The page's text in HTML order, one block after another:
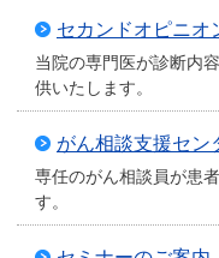
セカンドオピニオ
当院の専門医が診断内
供いたします。
がん相談支援セン
専任のがん相談員が患
す。